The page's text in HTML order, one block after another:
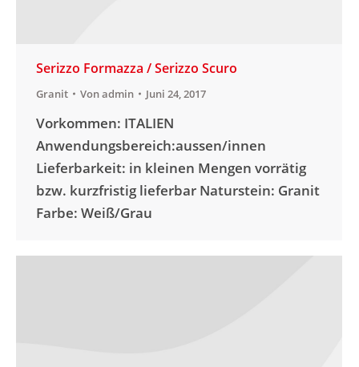
Serizzo Formazza / Serizzo Scuro
Granit Vonadmin Juni 24, 2017
Vorkommen: ITALIEN
Anwendungsbereich:aussen/innen
Lieferbarkeit: in kleinen Mengen vorrätig
bzw. kurzfristig lieferbar Naturstein: Granit
Farbe: Weiß/Grau